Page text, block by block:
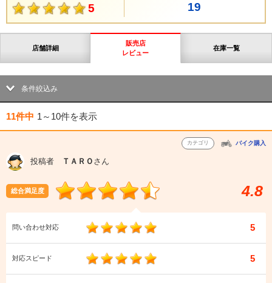
5 19
店舗詳細
販売店
レビュー
在庫一覧
条件絞込み
11件中 1～10件を表示
カテゴリ バイク購入
投稿者 ＴＡＲＯ さん
総合満足度 4.8
問い合わせ対応 5
対応スピード 5